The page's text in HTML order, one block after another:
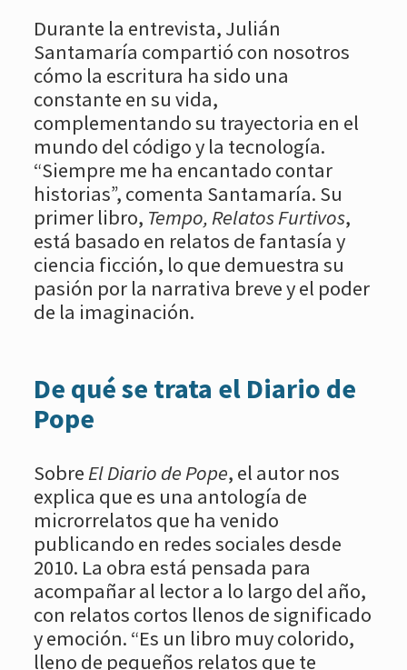
Durante la entrevista, Julián
Santamaría compartió con nosotros
cómo la escritura ha sido una
constante en su vida,
complementando su trayectoria en el
mundo del código y la tecnología.
“Siempre me ha encantado contar
historias”, comenta Santamaría. Su
primer libro, Tempo, Relatos Furtivos,
está basado en relatos de fantasía y
ciencia ficción, lo que demuestra su
pasión por la narrativa breve y el poder
de la imaginación.
De qué se trata el Diario de
Pope
Sobre El Diario de Pope, el autor nos
explica que es una antología de
microrrelatos que ha venido
publicando en redes sociales desde
2010. La obra está pensada para
acompañar al lector a lo largo del año,
con relatos cortos llenos de significado
y emoción. “Es un libro muy colorido,
lleno de pequeños relatos que te